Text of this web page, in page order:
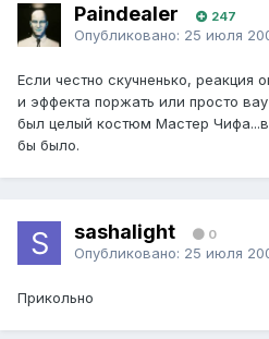
Paindealer 247
Опубликовано: 25 июля
Если честно скучненько, реакция
и эффекта поржать или просто
был целый костюм Мастер
бы было.
sashalight 0
Опубликовано: 25 июля
Прикольно